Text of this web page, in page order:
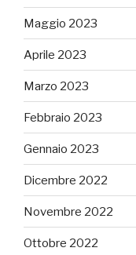
Maggio 2023
Aprile 2023
Marzo 2023
Febbraio 2023
Gennaio 2023
Dicembre 2022
Novembre 2022
Ottobre 2022